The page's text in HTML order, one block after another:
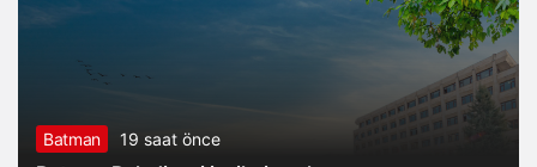
Batman 19 saat önce